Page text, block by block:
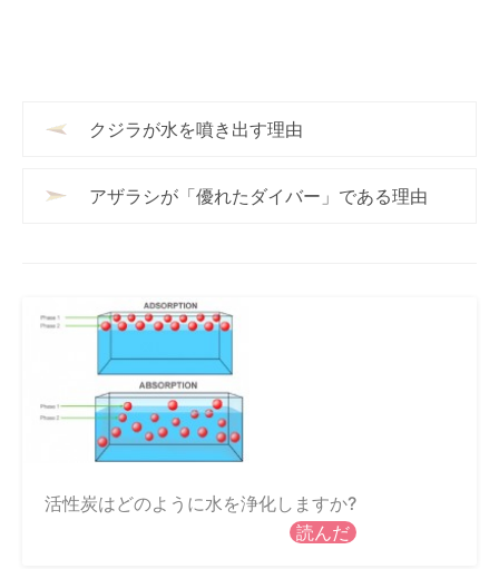
クジラが水を噴き出す理由
アザラシが「優れたダイバー」である理由
活性炭はどのように水を浄化しますか?
読んだ